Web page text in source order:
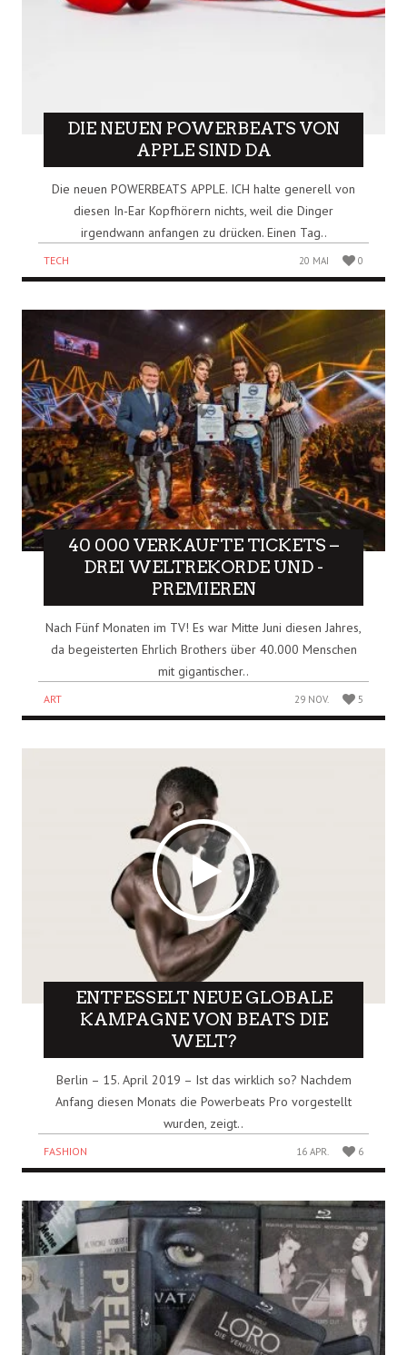
DIE NEUEN POWERBEATS VON
APPLE SIND DA
Die neuen POWERBEATS APPLE. ICH halte generell von
diesen In-Ear Kopfhörern nichts, weil die Dinger
irgendwann anfangen zu drücken. Einen Tag..
TECH 20 MAI 0
40 000 VERKAUFTE TICKETS –
DREI WELTREKORDE UND -
PREMIEREN
Nach Fünf Monaten im TV! Es war Mitte Juni diesen Jahres,
da begeisterten Ehrlich Brothers über 40.000 Menschen
mit gigantischer..
ART 29 NOV. 5
ENTFESSELT NEUE GLOBALE
KAMPAGNE VON BEATS DIE
WELT?
Berlin – 15. April 2019 – Ist das wirklich so? Nachdem
Anfang diesen Monats die Powerbeats Pro vorgestellt
wurden, zeigt..
FASHION 16 APR. 6